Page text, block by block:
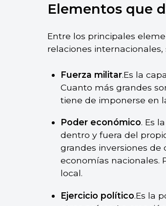
Elementos que
Entre los principales
relaciones internacionales,
Fuerza militar.Es la
Cuanto más grandes
tiene de imponerse en
Poder económico. Es
dentro y fuera del
grandes inversiones de
economías nacionales.
local.
Ejercicio político.Es la